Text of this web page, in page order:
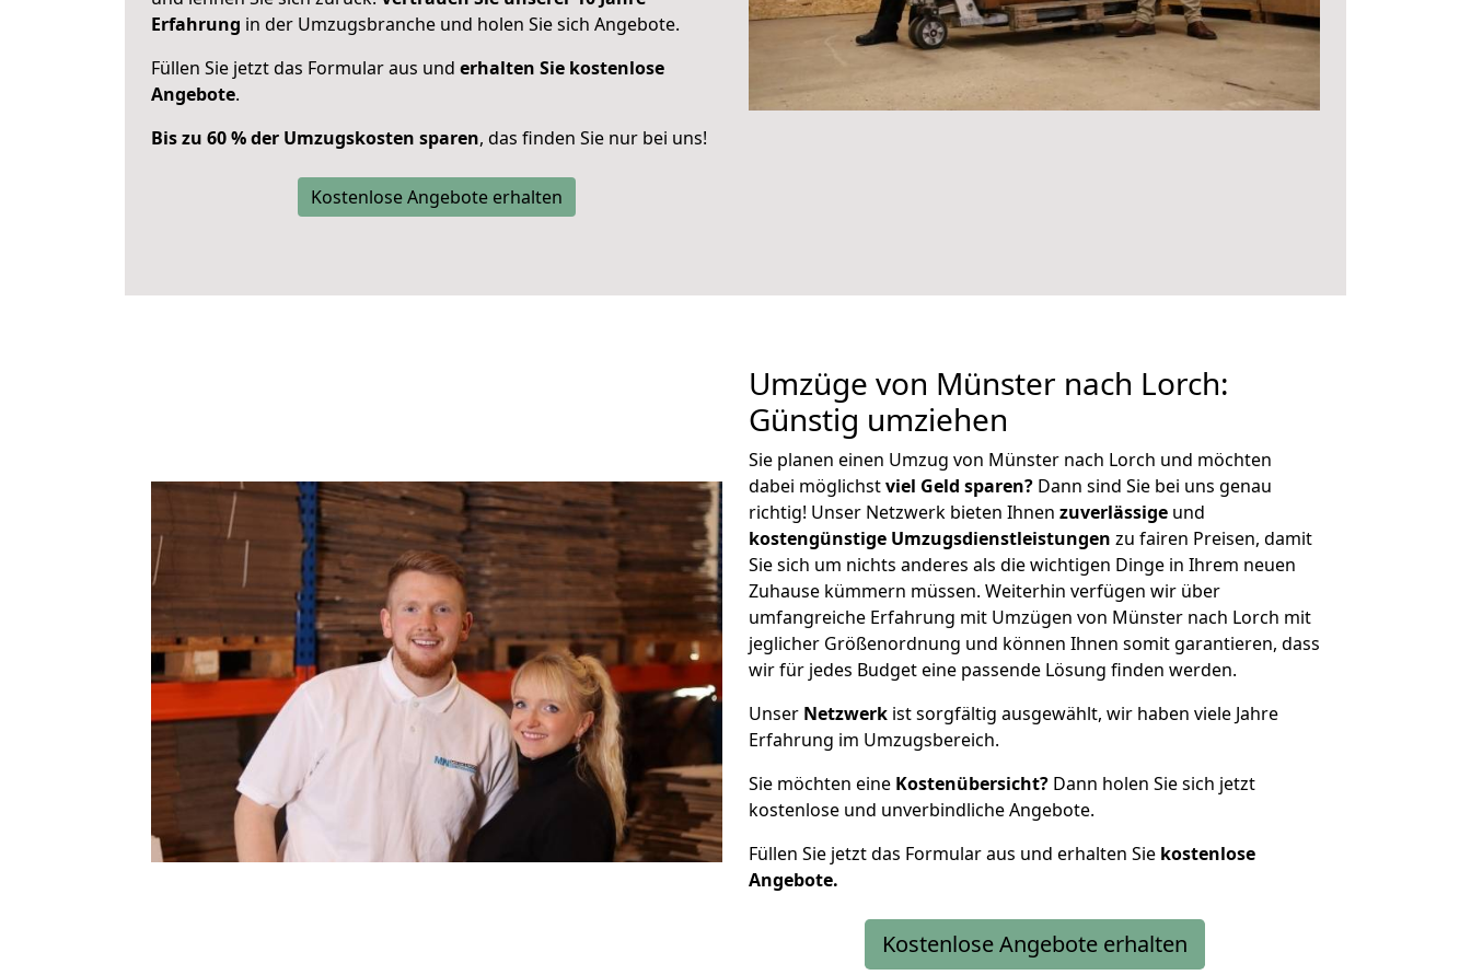
Erfahrung in der Umzugsbranche und holen Sie sich Angebote.
Füllen Sie jetzt das Formular aus und erhalten Sie kostenlose
Angebote.
Bis zu 60 % der Umzugskosten sparen, das finden Sie nur bei uns!
Kostenlose Angebote erhalten
Umzüge von Münster nach Lorch:
Günstig umziehen
Sie planen einen Umzug von Münster nach Lorch und möchten
dabei möglichstviel Geld sparen? Dann sind Sie bei uns genau
richtig! Unser Netzwerk bieten Ihnen zuverlässige und
kostengünstige Umzugsdienstleistungen zu fairen Preisen, damit
Sie sich um nichts anderes als die wichtigen Dinge in Ihrem neuen
Zuhause kümmern müssen. Weiterhin verfügen wir über
umfangreiche Erfahrung mit Umzügen von Münster nach Lorch mit
jeglicher Größenordnung und können Ihnen somit garantieren, dass
wir für jedes Budget eine passende Lösung finden werden.
Unser Netzwerk ist sorgfältig ausgewählt, wir haben viele Jahre
Erfahrung im Umzugsbereich.
Sie möchten eine Kostenübersicht? Dann holen Sie sich jetzt
kostenlose und unverbindliche Angebote.
Füllen Sie jetzt das Formular aus und erhalten Sie kostenlose
Angebote.
Kostenlose Angebote erhalten